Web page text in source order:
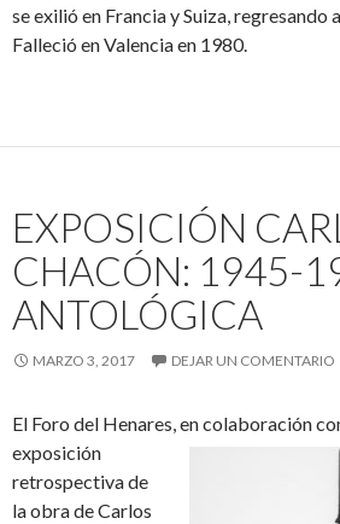
se exilió en Francia y Suiza, regresando
Falleció en Valencia en 1980.
EXPOSICIÓN
CHACÓN: 1945-
ANTOLÓGICA
MARZO 3, 2017 DEJAR UN COMENTARIO
El Foro del Henares, en colaboración
exposición
retrospectiva de
la obra de Carlos